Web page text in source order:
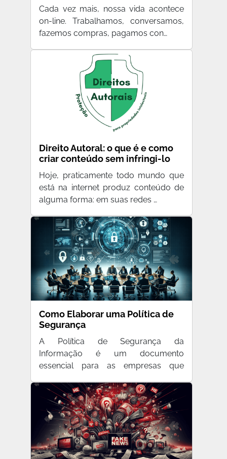
Cada vez mais, nossa vida acontece
on-line. Trabalhamos, conversamos,
fazemos compras, pagamos con…
Direito Autoral: o que é e como
criar conteúdo sem infringi-lo
Hoje, praticamente todo mundo que
está na internet produz conteúdo de
alguma forma: em suas redes …
Como Elaborar uma Política de
Segurança
A Política de Segurança da
Informação é um documento
essencial para as empresas que